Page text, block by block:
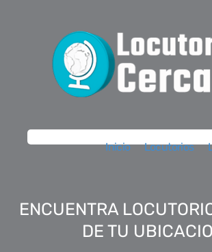
Inicio Locutorios
ENCUENTRA
DE TU